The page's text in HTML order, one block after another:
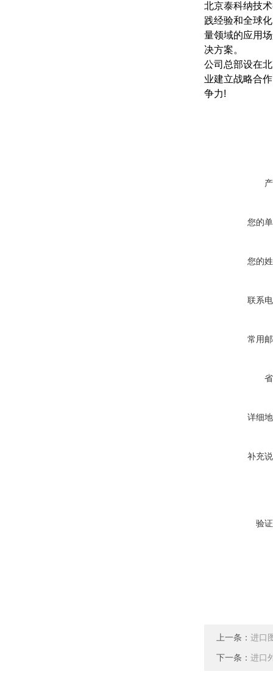
北京泰科纳技
践经验和全球
量领域的应用
决方案。
公司总部设在
业建立战略合
争力!
您的
您的
联系
常用
详细
补充
验
上一条： 进口
下一条： 进口